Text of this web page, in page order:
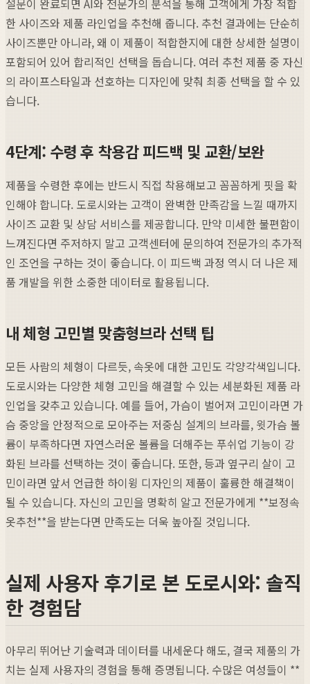
한 사이즈와 제품 라인업을 추천해 줍니다. 추천 결과에는 단순히
사이즈뿐만 아니라, 왜 이 제품이 적합한지에 대한 상세한 설명이
포함되어 있어 합리적인 선택을 돕습니다. 여러 추천 제품 중 자신
의 라이프스타일과 선호하는 디자인에 맞춰 최종 선택을 할 수 있
습니다.
4단계: 수령 후 착용감 피드백 및 교환/보완
제품을 수령한 후에는 반드시 직접 착용해보고 꼼꼼하게 핏을 확
인해야 합니다. 도로시와는 고객이 완벽한 만족감을 느낄 때까지
사이즈 교환 및 상담 서비스를 제공합니다. 만약 미세한 불편함이
느껴진다면 주저하지 말고 고객센터에 문의하여 전문가의 추가적
인 조언을 구하는 것이 좋습니다. 이 피드백 과정 역시 더 나은 제
품 개발을 위한 소중한 데이터로 활용됩니다.
내 체형 고민별 맞춤형브라 선택 팁
모든 사람의 체형이 다르듯, 속옷에 대한 고민도 각양각색입니다.
도로시와는 다양한 체형 고민을 해결할 수 있는 세분화된 제품 라
인업을 갖추고 있습니다. 예를 들어, 가슴이 벌어져 고민이라면 가
슴 중앙을 안정적으로 모아주는 저중심 설계의 브라를, 윗가슴 볼
륨이 부족하다면 자연스러운 볼륨을 더해주는 푸쉬업 기능이 강
화된 브라를 선택하는 것이 좋습니다. 또한, 등과 옆구리 살이 고
민이라면 앞서 언급한 하이윙 디자인의 제품이 훌륭한 해결책이
될 수 있습니다. 자신의 고민을 명확히 알고 전문가에게 **보정속
옷추천**을 받는다면 만족도는 더욱 높아질 것입니다.
실제 사용자 후기로 본 도로시와: 솔직
한 경험담
아무리 뛰어난 기술력과 데이터를 내세운다 해도, 결국 제품의 가
치는 실제 사용자의 경험을 통해 증명됩니다. 수많은 여성들이 **